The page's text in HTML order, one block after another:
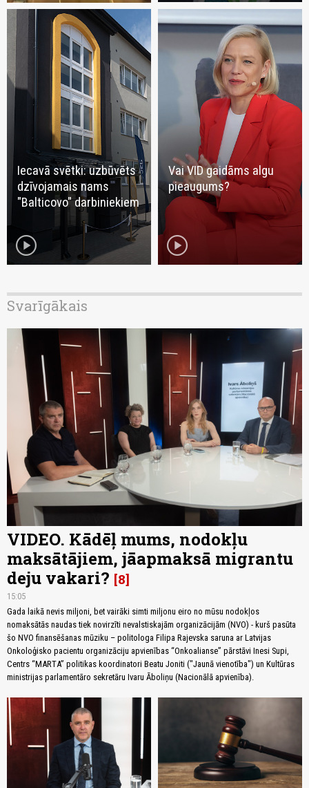
Iecavā svētki: uzbūvēts
dzīvojamais nams
"Balticovo" darbiniekiem
play_circle
Vai VID gaidāms algu
pieaugums?
play_circle
Svarīgākais
VIDEO. Kādēļ mums, nodokļu
maksātājiem, jāapmaksā migrantu
deju vakari? 8
15:05
Gada laikā nevis miljoni, bet vairāki simti miljonu eiro no mūsu nodokļos
nomaksātās naudas tiek novirzīti nevalstiskajām organizācijām (NVO) - kurš pasūta
šo NVO finansēšanas mūziku – politologa Filipa Rajevska saruna ar Latvijas
Onkoloģisko pacientu organizāciju apvienības “Onkoalianse” pārstāvi Inesi Supi,
Centrs “MARTA” politikas koordinatori Beatu Joniti ("Jaunā vienotība") un Kultūras
ministrijas parlamentāro sekretāru Ivaru Āboliņu (Nacionālā apvienība).